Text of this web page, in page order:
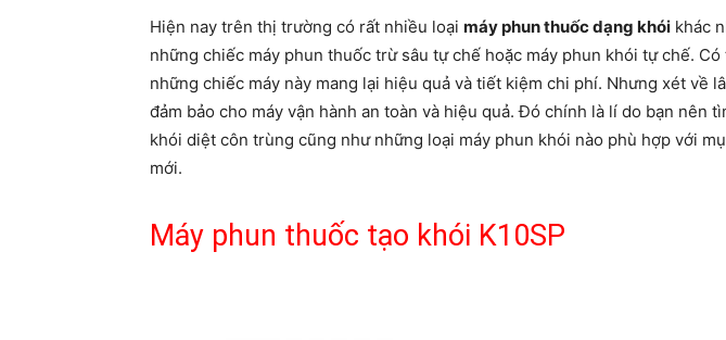
Hiện nay trên thị trường có rất nhiều loại máy phun thuốc dạng khói khác
những chiếc máy phun thuốc trừ sâu tự chế hoặc máy phun khói tự chế.
những chiếc máy này mang lại hiệu quả và tiết kiệm chi phí. Nhưng xét về
đảm bảo cho máy vận hành an toàn và hiệu quả. Đó chính là lí do bạn nên
khói diệt côn trùng cũng như những loại máy phun khói nào phù hợp với
mới.
Máy phun thuốc tạo khói K10SP